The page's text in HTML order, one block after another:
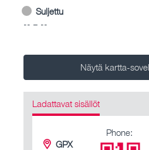
Suljettu
-- – --
Näytä kartta-
Ladattavat sisällöt
GPX
Phone: